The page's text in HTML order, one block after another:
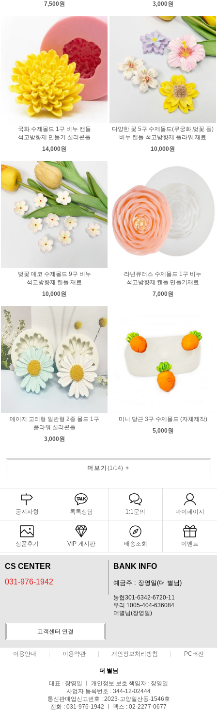
7,500원
3,000원
국화 수제몰드 1구 비누 캔들
석고방향제 만들기 실리콘틀
14,000원
다양한 꽃 5구 수제몰드(무궁화,벚꽃 등)
비누 캔들 석고방향제 플라워 재료
10,000원
벚꽃 데코 수제몰드 9구 비누
석고방향제 캔들 재료
10,000원
라넌큐러스 수제몰드 1구 비누
석고방향제 캔들 만들기재료
7,000원
데이지 고리형 일반형 2종 몰드 1구
플라워 실리콘틀
3,000원
미니 당근 3구 수제몰드 (자체제작)
5,000원
더보기 (1/14) +
공지사항 톡톡상담 1:1문의 마이페이지
상품후기 VIP 게시판 배송조회 이벤트
CS CENTER
031-976-1942
BANK INFO
예금주 : 장영일(더 별님)
농협301-6342-6720-11
우리 1005-404-636084
더별님(장영일)
고객센터 연결
이용안내 이용약관 개인정보처리방침 PC버전
더 별님
대표 : 장영일 ㅣ 개인정보 보호 책임자 : 장영일
사업자 등록번호 : 344-12-02444
통신판매업신고번호 : 2023-고양일산동-1546호
전화 : 031-976-1942 ㅣ 팩스 : 02-2277-0677